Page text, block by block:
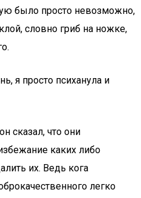
было просто невозможно,
словно гриб на ножке,
я просто психанула и
сказал, что они
каких либо
их. Ведь кога
легко